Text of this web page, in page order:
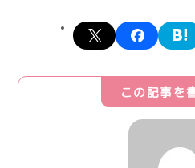
X
この記事を